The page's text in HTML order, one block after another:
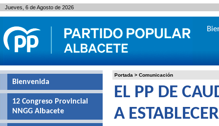
Portada > Comunicación
EL PP DE
A
Bienvenida
12 Congreso Provincial
NNGG Albacete
Jueves, 6 de Agosto de 2026